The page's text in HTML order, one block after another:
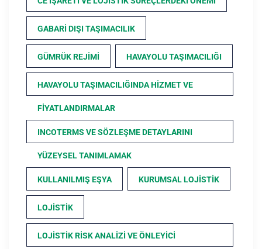
GABARI DIŞI TAŞIMACILIK
GÜMRÜK REJIMI HAVAYOLU TAŞIMACILIĞI
HAVAYOLU TAŞIMACILIĞINDA HIZMET VE
FIYATLANDIRMALAR
INCOTERMS VE SÖZLEŞME DETAYLARINI
YÜZEYSEL TANIMLAMAK
KULLANILMIŞ EŞYA KURUMSAL LOJISTIK
LOJISTIK
LOJISTIK RISK ANALIZI VE ÖNLEYICI